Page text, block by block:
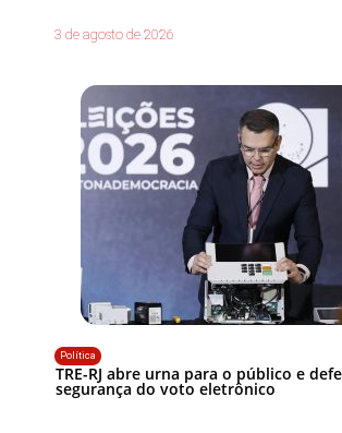
3 de agosto de 2026
Política
TRE-RJ abre urna para o público e
segurança do voto eletrônico